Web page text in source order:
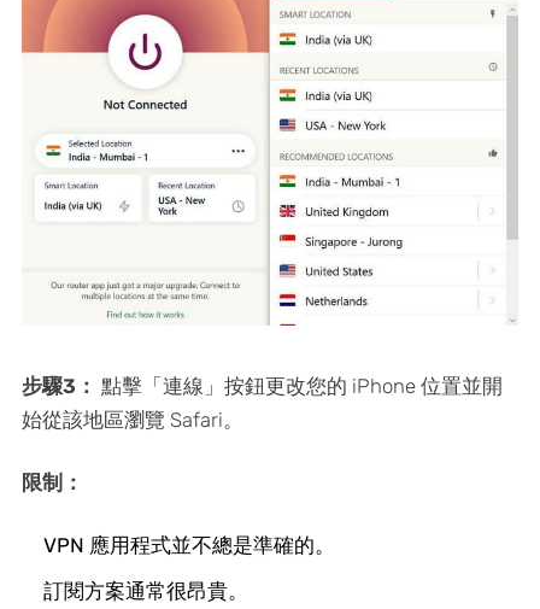
步驟3： 點擊「連線」按鈕更改您的 iPhone 位置並開
始從該地區瀏覽 Safari。
限制：
VPN 應用程式並不總是準確的。
訂閱方案通常很昂貴。